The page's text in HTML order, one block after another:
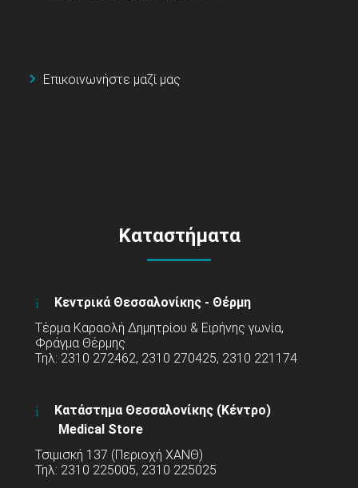
Επικοινωνήστε μαζί μας
Καταστήματα
Κεντρικά Θεσσαλονίκης - Θέρμη
Τέρμα Καραολή Δημητρίου & Ειρήνης γωνία,
Φράγμα Θέρμης
Τηλ: 2310 272462, 2310 270425, 2310 221174
Κατάστημα Θεσσαλονίκης (Κέντρο)
Medical Store
Τσιμισκή 137 (Περιοχή ΧΑΝΘ)
Τηλ: 2310 225005, 2310 225025